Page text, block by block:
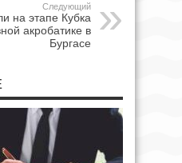
Следующий
на этапе Кубка
акробатике в
Бургасе